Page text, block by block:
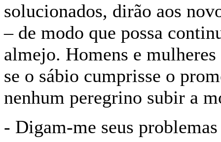
solucionados, dirão aos
– de modo que possa
almejo. Homens e
se o sábio cumprisse o
nenhum peregrino subir a
- Digam-me seus